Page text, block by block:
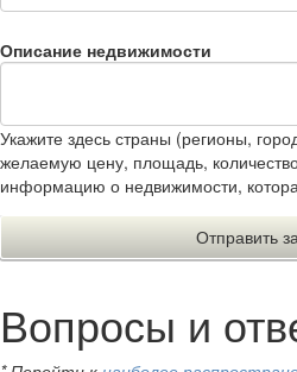
Описание недвижимости
Укажите здесь страны (регионы,
желаемую цену, площадь,
информацию о недвижимости,
Вопросы и